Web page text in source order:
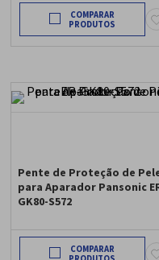
COMPARAR
Pente de Proteção de
para Aparador Pansonic
GK80-S572
COMPARAR